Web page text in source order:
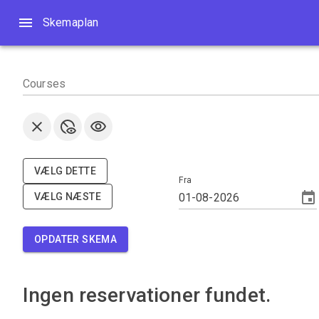
Skemaplan
Skemaplan
Courses
VÆLG DETTE
VÆLG NÆSTE
Fra
OPDATER SKEMA
Ingen reservationer fundet.